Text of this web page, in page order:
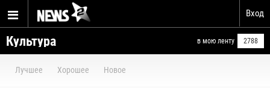
Вход
Культура в мою ленту 2788
Лучшее Хорошее Новое